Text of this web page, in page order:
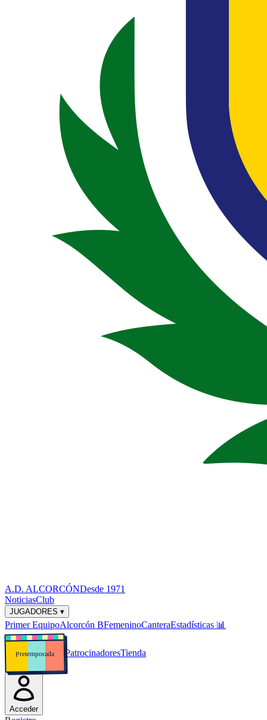
A.D. ALCORCÓNDesde 1971
NoticiasClub
JUGADORES ▾
Primer EquipoAlcorcón BFemeninoCanteraEstadísticas 📊
Pretemporada PatrocinadoresTienda
Acceder